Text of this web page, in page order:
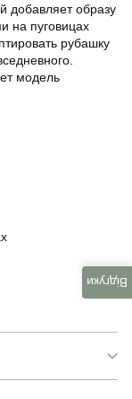
добавляет образу
на пуговицах
рубашку
модель
Відгуки